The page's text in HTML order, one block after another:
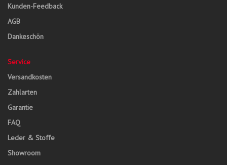
Kunden-Feedback
AGB
Dankeschön
Service
Versandkosten
Zahlarten
Garantie
FAQ
Leder & Stoffe
Showroom